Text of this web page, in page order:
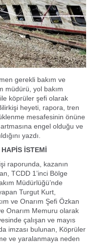
gerekli bakım ve
müdürü, yol bakım
köprüler şefi olarak
heyeti, rapora, tren
mesafesinin önüne
engel olduğu ve
yazdı.
İSTEMİ
raporunda, kazanın
TCDD 1’inci Bölge
Müdürlüğü’nde
Turgut Kurt,
ve Onarım Şefi Özkan
Onarım Memuru olarak
çalışan ve mayıs
imzası bulunan, Köprüler
ve yaralanmaya neden